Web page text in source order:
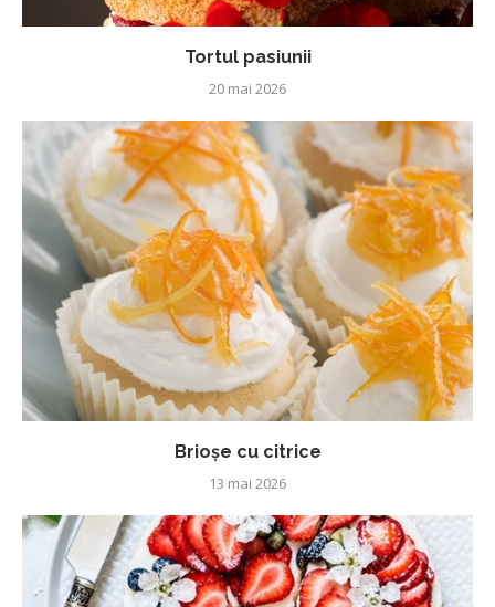
Tortul pasiunii
20 mai 2026
Brioșe cu citrice
13 mai 2026